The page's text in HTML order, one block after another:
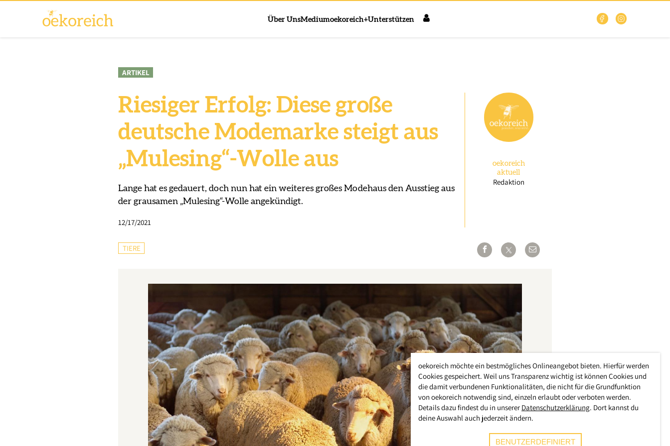
Über UnsMediumoekoreich+Unterstützen
ARTIKEL
Riesiger Erfolg: Diese große
deutsche Modemarke steigt aus
„Mulesing“-Wolle aus
Lange hat es gedauert, doch nun hat ein weiteres großes Modehaus den Ausstieg aus
der grausamen „Mulesing“-Wolle angekündigt.
12/17/2021
oekoreich
aktuell
Redaktion
TIERE
oekoreich möchte ein bestmögliches Onlineangebot bieten. Hierfür werden
Cookies gespeichert. Weil uns Transparenz wichtig ist können Cookies und
die damit verbundenen Funktionalitäten, die nicht für die Grundfunktion
von oekoreich notwendig sind, einzeln erlaubt oder verboten werden.
Details dazu findest du in unserer Datenschutzerklärung. Dort kannst du
deine Auswahl auch jederzeit ändern.
BENUTZERDEFINIERT